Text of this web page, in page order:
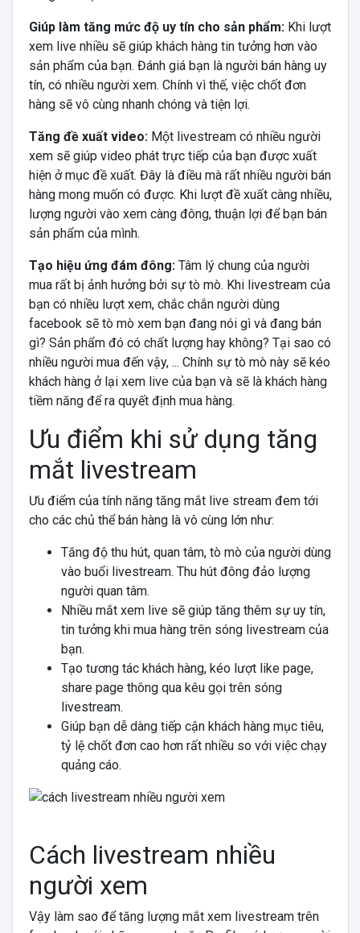
Giúp làm tăng mức độ uy tín cho sản phẩm:Khi lượt
xem live nhiều sẽ giúp khách hàng tin tưởng hơn vào
sản phẩm của bạn. Đánh giá bạn là người bán hàng uy
tín, có nhiều người xem. Chính vì thế, việc chốt đơn
hàng sẽ vô cùng nhanh chóng và tiện lợi.
Tăng đề xuất video: Một livestream có nhiều người
xem sẽ giúp video phát trực tiếp của bạn được xuất
hiện ở mục đề xuất. Đây là điều mà rất nhiều người bán
hàng mong muốn có được. Khi lượt đề xuất càng nhiều,
lượng người vào xem càng đông, thuận lợi để bạn bán
sản phẩm của mình.
Tạo hiệu ứng đám đông: Tâm lý chung của người
mua rất bị ảnh hưởng bởi sự tò mò. Khi livestream của
bạn có nhiều lượt xem, chắc chắn người dùng
facebook sẽ tò mò xem bạn đang nói gì và đang bán
gì? Sản phẩm đó có chất lượng hay không? Tại sao có
nhiều người mua đến vậy, ... Chính sự tò mò này sẽ kéo
khách hàng ở lại xem live của bạn và sẽ là khách hàng
tiềm năng để ra quyết định mua hàng.
Ưu điểm khi sử dụng tăng
mắt livestream
Ưu điểm của tính năng tăng mắt live stream đem tới
cho các chủ thể bán hàng là vô cùng lớn như:
Tăng độ thu hút, quan tâm, tò mò của người dùng
vào buổi livestream. Thu hút đông đảo lượng
người quan tâm.
Nhiều mắt xem live sẽ giúp tăng thêm sự uy tín,
tin tưởng khi mua hàng trên sóng livestream của
bạn.
Tạo tương tác khách hàng, kéo lượt like page,
share page thông qua kêu gọi trên sóng
livestream.
Giúp bạn dễ dàng tiếp cận khách hàng mục tiêu,
tỷ lệ chốt đơn cao hơn rất nhiều so với việc chạy
quảng cáo.
Cách livestream nhiều
người xem
Vậy làm sao để tăng lượng mắt xem livestream trên